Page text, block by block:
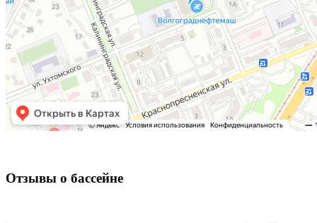
Отзывы о бассейне